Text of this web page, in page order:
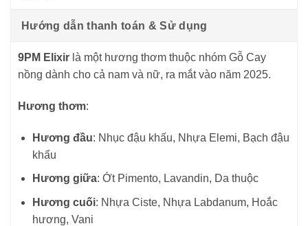
Hướng dẫn thanh toán & Sử dụng
9PM Elixir là một hương thơm thuộc nhóm Gỗ Cay
nồng dành cho cả nam và nữ, ra mắt vào năm 2025.
Hương thơm:
Hương đầu: Nhục đậu khấu, Nhựa Elemi, Bạch đậu
khấu
Hương giữa: Ớt Pimento, Lavandin, Da thuộc
Hương cuối: Nhựa Ciste, Nhựa Labdanum, Hoắc
hương, Vani